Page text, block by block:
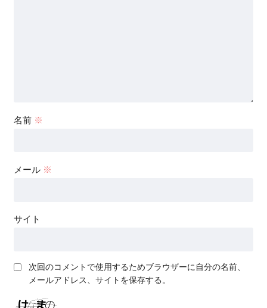
名前 ※
メール ※
サイト
次回のコメントで使用するためブラウザーに自分の名前、
メールアドレス、サイトを保存する。